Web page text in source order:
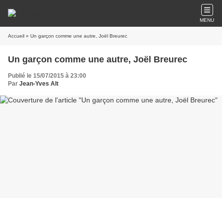
MENU
Accueil » Un garçon comme une autre, Joël Breurec
Un garçon comme une autre, Joël Breurec
Publié le 15/07/2015 à 23:00
Par Jean-Yves Alt